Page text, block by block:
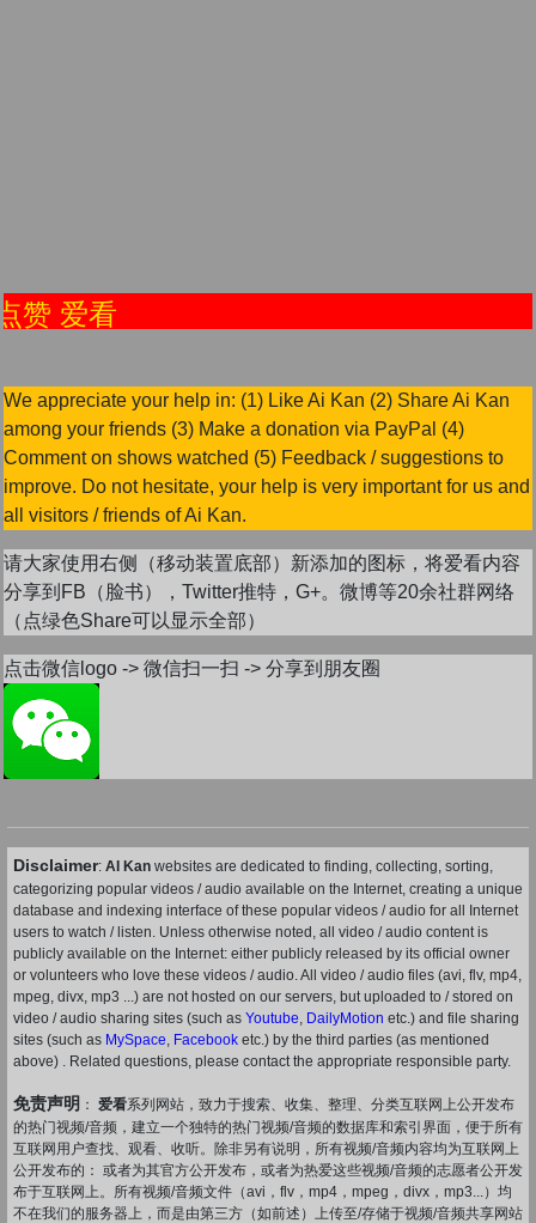
点赞 爱看
We appreciate your help in: (1) Like Ai Kan (2) Share Ai Kan
among your friends (3) Make a donation via PayPal (4)
Comment on shows watched (5) Feedback / suggestions to
improve. Do not hesitate, your help is very important for us and
all visitors / friends of Ai Kan.
请大家使用右侧（移动装置底部）新添加的图标，将爱看内容
分享到FB（脸书），Twitter推特，G+。微博等20余社群网络
（点绿色Share可以显示全部）
点击微信logo -> 微信扫一扫 -> 分享到朋友圈
Disclaimer: AI Kan websites are dedicated to finding, collecting, sorting,
categorizing popular videos / audio available on the Internet, creating a unique
database and indexing interface of these popular videos / audio for all Internet
users to watch / listen. Unless otherwise noted, all video / audio content is
publicly available on the Internet: either publicly released by its official owner
or volunteers who love these videos / audio. All video / audio files (avi, flv, mp4,
mpeg, divx, mp3 ...) are not hosted on our servers, but uploaded to / stored on
video / audio sharing sites (such as Youtube DailyMotion etc.) and file sharing
sites (such as MySpace Facebook etc.) by the third parties (as mentioned
above) . Related questions, please contact the appropriate responsible party.
免责声明 ： 爱看系列网站，致力于搜索、收集、整理、分类互联网上公开发布
的热门视频/音频，建立一个独特的热门视频/音频的数据库和索引界面，便于所有
互联网用户查找、观看、收听。除非另有说明，所有视频/音频内容均为互联网上
公开发布的： 或者为其官方公开发布，或者为热爱这些视频/音频的志愿者公开发
布于互联网上。所有视频/音频文件（avi，flv，mp4，mpeg，divx，mp3...）均
不在我们的服务器上，而是由第三方（如前述）上传至/存储于视频/音频共享网站